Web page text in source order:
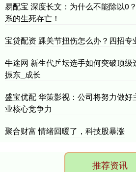
易配宝 深度长文：为什么不能除以0
系的生死存亡！
宝贷配资 踝关节扭伤怎么办？四招专
牛途网 新生代乒坛选手如何突破顶
振东_成长
盛宝优配 华策影视：公司将努力做
业核心竞争力
聚合财富 情绪回暖了，科技股暴涨
推荐资讯